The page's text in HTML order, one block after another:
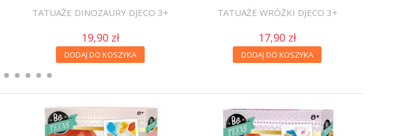
TATUAŻE DINOZAURY DJECO 3+
19,90 zł
DODAJ DO KOSZYKA
TATUAŻE WRÓŻKI DJECO 3+
17,90 zł
DODAJ DO KOSZYKA